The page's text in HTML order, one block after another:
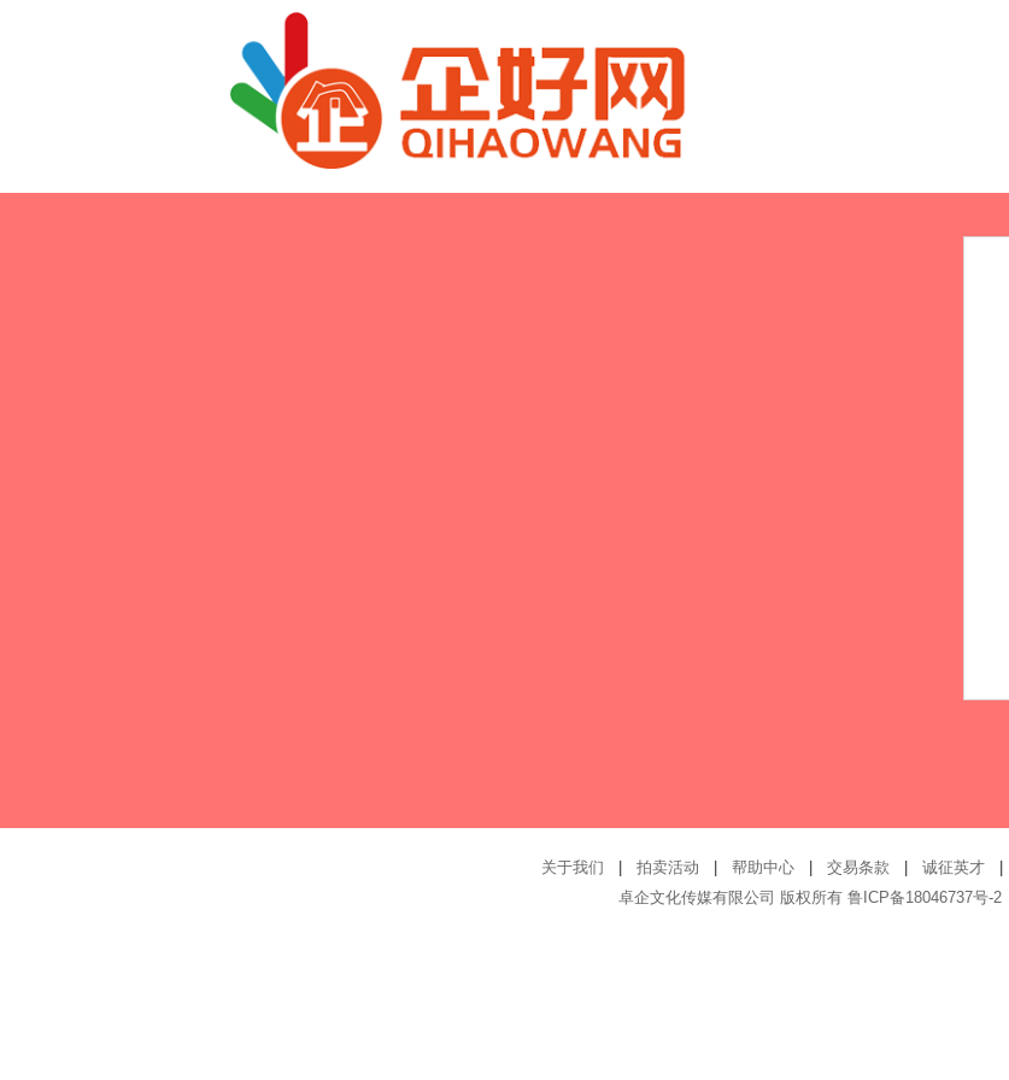
关于我们 拍卖活动 帮助中心| 交易条款 诚征英才|
卓企文化传媒有限公司 版权所有 鲁ICP备18046737号-2